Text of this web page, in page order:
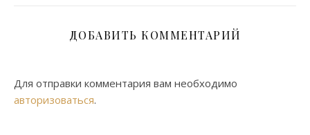
ДОБАВИТЬ КОММЕНТАРИЙ
Для отправки комментария вам необходимо
авторизоваться.